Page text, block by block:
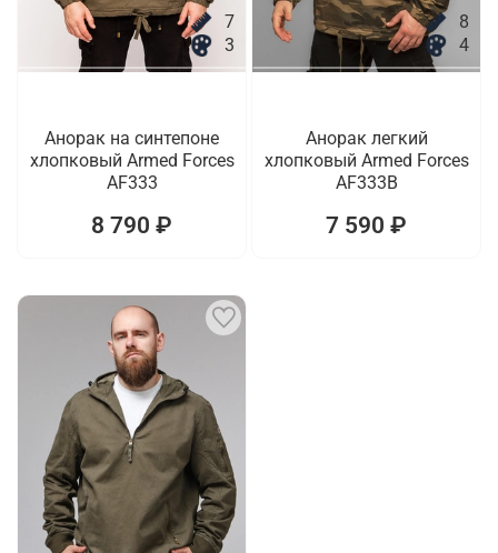
7
3
Анорак на синтепоне
хлопковый Armed Forces
AF333
8 790 ₽
8
4
Анорак легкий
хлопковый Armed Forces
AF333B
7 590 ₽